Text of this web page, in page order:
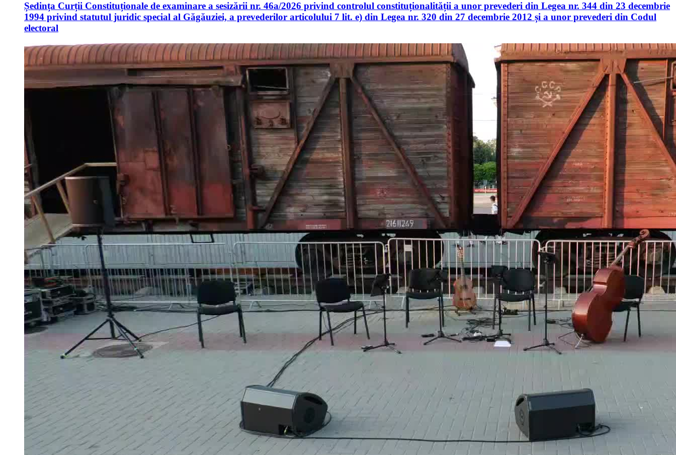
Ședința Curții Constituționale de examinare a sesizării nr. 46a/2026 privind controlul constituționalității a unor prevederi din Legea nr. 344 din 23 decembrie
1994 privind statutul juridic special al Găgăuziei, a prevederilor articolului 7 lit. e) din Legea nr. 320 din 27 decembrie 2012 și a unor prevederi din Codul
electoral